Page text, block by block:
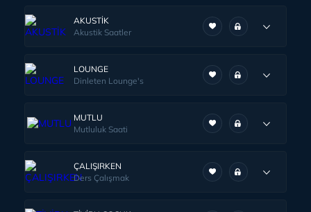
AKUSTİK
Akustik Saatler
LOUNGE
Dinleten Lounge's
MUTLU
Mutluluk Saati
ÇALIŞIRKEN
Ders Çalışmak